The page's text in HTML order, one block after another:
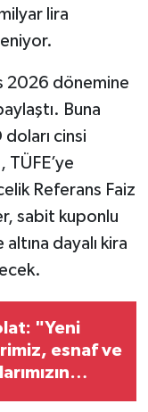
lira
2026 dönemine
Buna
cinsi
Referans Faiz
sabit kuponlu
dayalı kira
"Yeni
esnaf ve